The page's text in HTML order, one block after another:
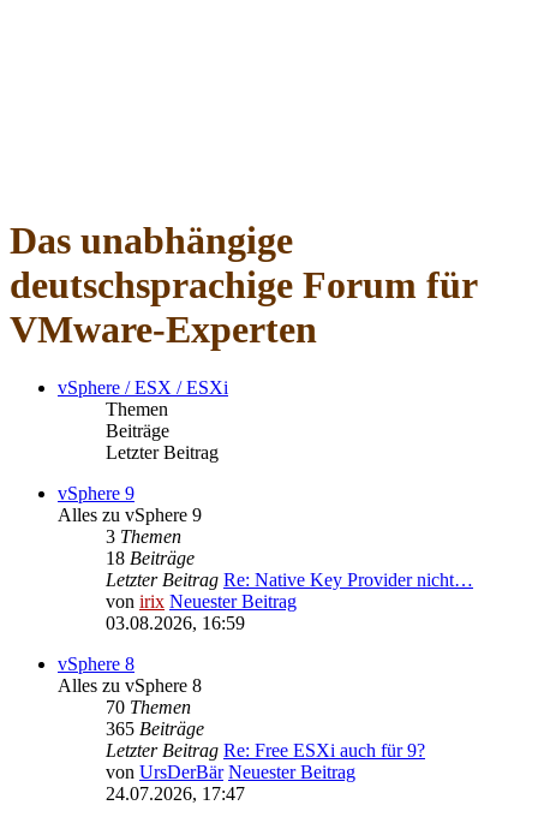
Das unabhängige
deutschsprachige Forum für
VMware-Experten
vSphere / ESX / ESXi
Themen
Beiträge
Letzter Beitrag
vSphere 9
Alles zu vSphere 9
3 Themen
18 Beiträge
Letzter Beitrag Re: Native Key Provider nicht…
von irix Neuester Beitrag
03.08.2026, 16:59
vSphere 8
Alles zu vSphere 8
70 Themen
365 Beiträge
Letzter Beitrag Re: Free ESXi auch für 9?
von UrsDerBär Neuester Beitrag
24.07.2026, 17:47